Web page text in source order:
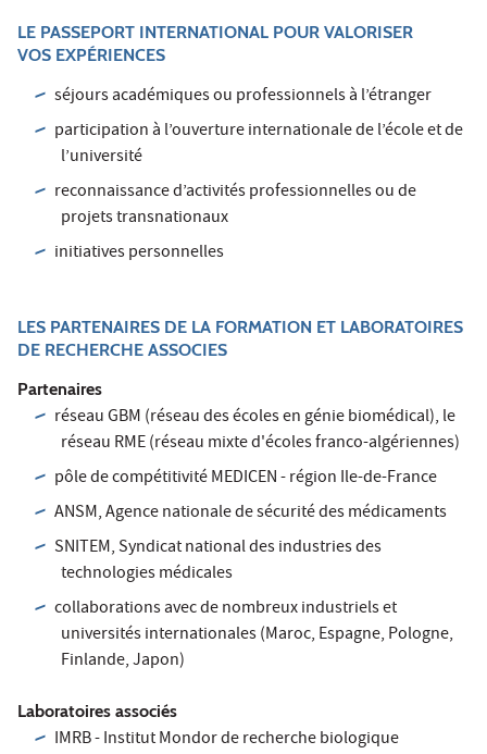
LE PASSEPORT INTERNATIONAL POUR VALORISER
VOS EXPÉRIENCES
séjours académiques ou professionnels à l’étranger
participation à l’ouverture internationale de l’école et de
l’université
reconnaissance d’activités professionnelles ou de
projets transnationaux
initiatives personnelles
LES PARTENAIRES DE LA FORMATION ET LABORATOIRES
DE RECHERCHE ASSOCIES
Partenaires
réseau GBM (réseau des écoles en génie biomédical), le
réseau RME (réseau mixte d'écoles franco-algériennes)
pôle de compétitivité MEDICEN - région Ile-de-France
ANSM, Agence nationale de sécurité des médicaments
SNITEM, Syndicat national des industries des
technologies médicales
collaborations avec de nombreux industriels et
universités internationales (Maroc, Espagne, Pologne,
Finlande, Japon)
Laboratoires associés
IMRB - Institut Mondor de recherche biologique